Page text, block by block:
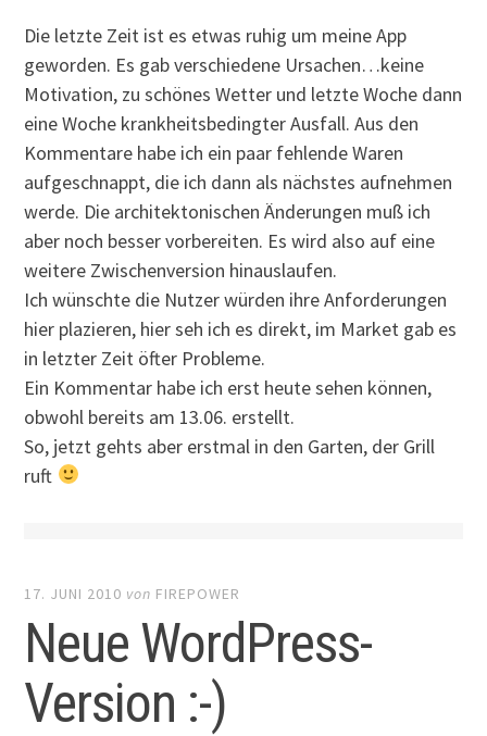
Die letzte Zeit ist es etwas ruhig um meine App
geworden. Es gab verschiedene Ursachen…keine
Motivation, zu schönes Wetter und letzte Woche dann
eine Woche krankheitsbedingter Ausfall. Aus den
Kommentare habe ich ein paar fehlende Waren
aufgeschnappt, die ich dann als nächstes aufnehmen
werde. Die architektonischen Änderungen muß ich
aber noch besser vorbereiten. Es wird also auf eine
weitere Zwischenversion hinauslaufen.
Ich wünschte die Nutzer würden ihre Anforderungen
hier plazieren, hier seh ich es direkt, im Market gab es
in letzter Zeit öfter Probleme.
Ein Kommentar habe ich erst heute sehen können,
obwohl bereits am 13.06. erstellt.
So, jetzt gehts aber erstmal in den Garten, der Grill
ruft
17. JUNI 2010 von FIREPOWER
Neue WordPress-
Version :-)